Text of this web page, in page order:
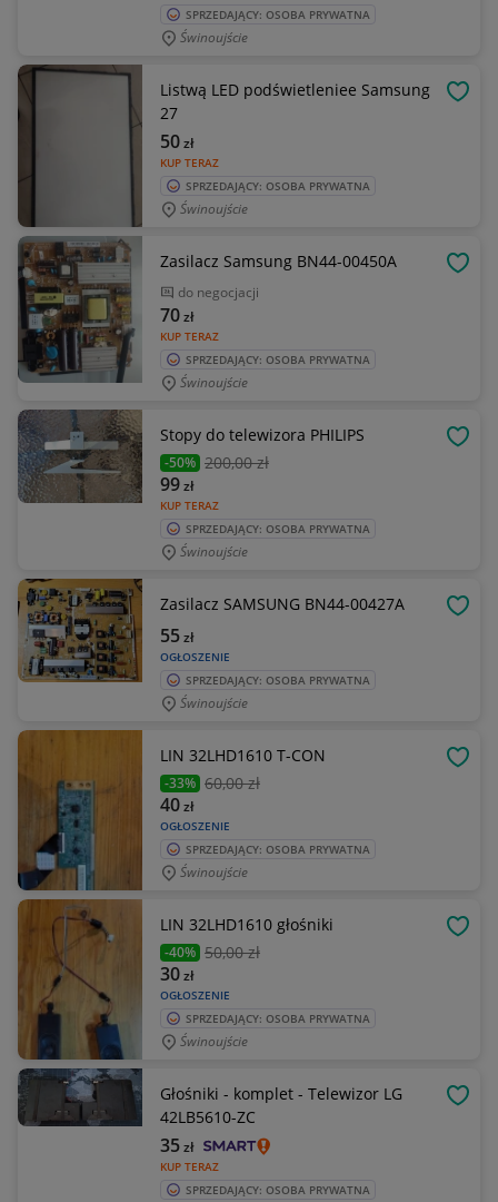
SPRZEDAJĄCY: OSOBA PRYWATNA
Świnoujście
Listwą LED podświetleniee Samsung
27
KUP TERAZ
50zł
SPRZEDAJĄCY: OSOBA PRYWATNA
Świnoujście
Zasilacz Samsung BN44-00450A
do negocjacji
KUP TERAZ
70zł
SPRZEDAJĄCY: OSOBA PRYWATNA
Świnoujście
Stopy do telewizora PHILIPS
-50% 200,00 zł
KUP TERAZ
99zł
SPRZEDAJĄCY: OSOBA PRYWATNA
Świnoujście
Zasilacz SAMSUNG BN44-00427A
OGŁOSZENIE
55zł
SPRZEDAJĄCY: OSOBA PRYWATNA
Świnoujście
LIN 32LHD1610 T-CON
-33% 60,00 zł
OGŁOSZENIE
40zł
SPRZEDAJĄCY: OSOBA PRYWATNA
Świnoujście
LIN 32LHD1610 głośniki
-40% 50,00 zł
OGŁOSZENIE
30zł
SPRZEDAJĄCY: OSOBA PRYWATNA
Świnoujście
Głośniki - komplet - Telewizor LG
42LB5610-ZC
KUP TERAZ
35zł
SPRZEDAJĄCY: OSOBA PRYWATNA